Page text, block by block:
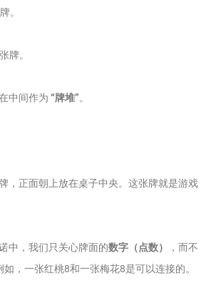
。
牌。
中间作为 “牌堆”。
，正面朝上放在桌子中央。这张牌就是游戏
中，我们只关心牌面的数字（点数）
，而不
，一张红桃8和一张梅花8是可以连接的。